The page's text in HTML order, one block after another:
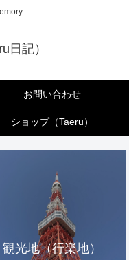
日記）
お問い合わせ
ショップ（Taeru）
観光地（行楽地）